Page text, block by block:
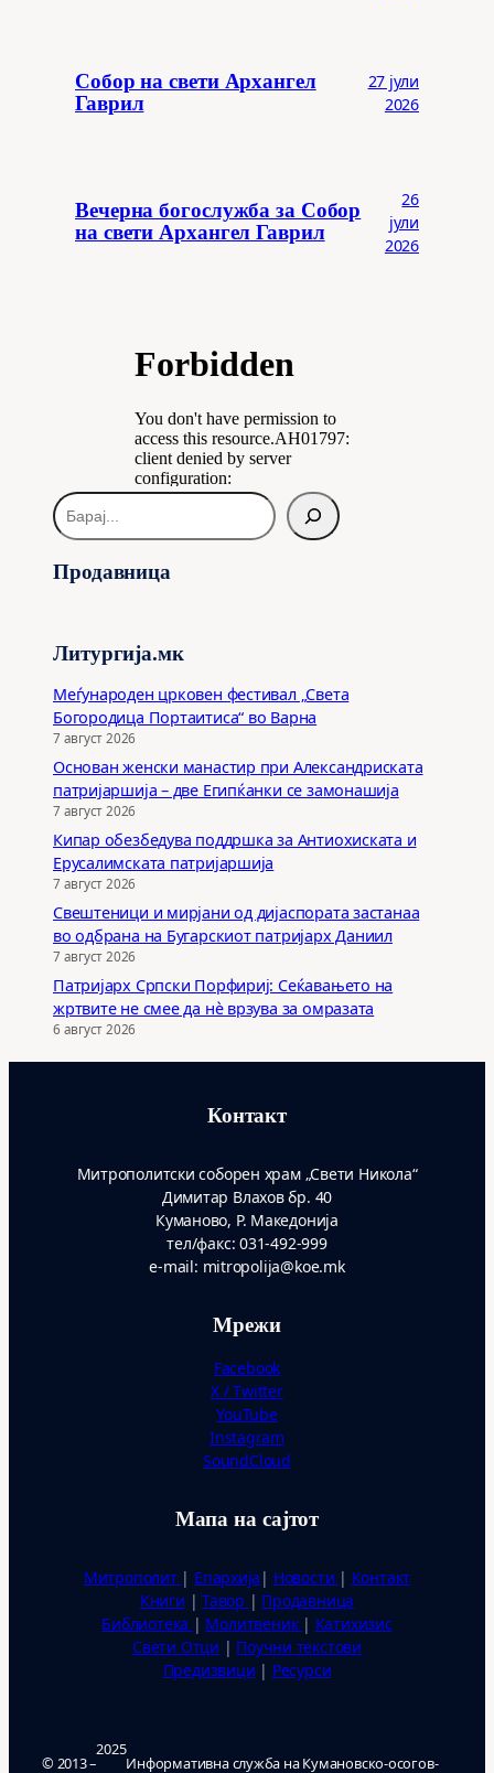
Собор на свети Архангел
Гаврил
27 јули
2026
Вечерна богослужба за Собор
на свети Архангел Гаврил
26
јули
2026
Б
а
а
Продавница
Литургија.мк
Меѓународен црковен фестивал „Света
Богородица Портаитиса“ во Варна
7 август 2026
Основан женски манастир при Александриската
патријаршија – две Египќанки се замонашија
7 август 2026
Кипар обезбедува поддршка за Антиохиската и
Ерусалимската патријаршија
7 август 2026
Свештеници и мирјани од дијаспората застанаа
во одбрана на Бугарскиот патријарх Даниил
7 август 2026
Патријарх Српски Порфириј: Сеќавањето на
жртвите не смее да нѐ врзува за омразата
6 август 2026
Контакт
Митрополитски соборен храм „Свети Никола“
Димитар Влахов бр. 40
Куманово, Р. Македонија
тел/факс: 031-492-999
e-mail: mitropolija@koe.mk
Мрежи
Facebook
X / Twitter
YouTube
Instagram
SoundCloud
Мапа на сајтот
Митрополит | Епархија | Новости | Контакт
Книги |Тавор | Продавница
Библиотека | Молитвеник | Катихизис
Свети Отци | Поучни текстови
Предизвици | Ресурси
© 2013 –
2025
Ин­фор­ма­тив­на служ­ба на Ку­ма­нов­ско-осо­гов­